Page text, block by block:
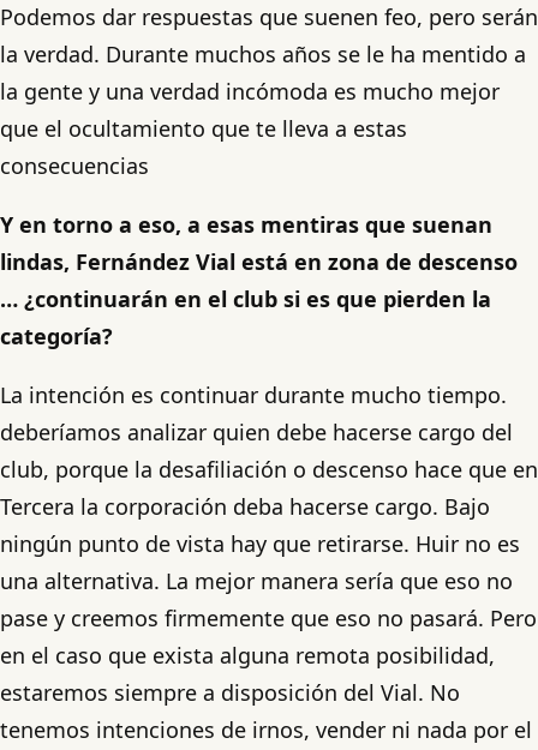
Podemos dar respuestas que suenen feo, pero serán
la verdad. Durante muchos años se le ha mentido a
la gente y una verdad incómoda es mucho mejor
que el ocultamiento que te lleva a estas
consecuencias
Y en torno a eso, a esas mentiras que suenan
lindas, Fernández Vial está en zona de descenso
… ¿continuarán en el club si es que pierden la
categoría?
La intención es continuar durante mucho tiempo.
deberíamos analizar quien debe hacerse cargo del
club, porque la desafiliación o descenso hace que en
Tercera la corporación deba hacerse cargo. Bajo
ningún punto de vista hay que retirarse. Huir no es
una alternativa. La mejor manera sería que eso no
pase y creemos firmemente que eso no pasará. Pero
en el caso que exista alguna remota posibilidad,
estaremos siempre a disposición del Vial. No
tenemos intenciones de irnos, vender ni nada por el